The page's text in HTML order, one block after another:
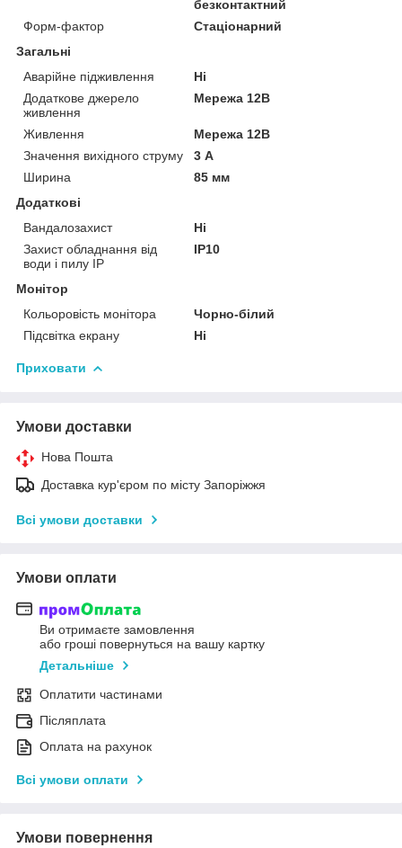
безконтактний
Форм-фактор
Стаціонарний
Загальні
Аварійне підживлення
Ні
Додаткове джерело
живлення
Мережа 12В
Живлення
Мережа 12В
Значення вихідного струму
3 А
Ширина
85 мм
Додаткові
Вандалозахист
Ні
Захист обладнання від
води і пилу IP
IP10
Монітор
Кольоровість монітора
Чорно-білий
Підсвітка екрану
Ні
Приховати
Умови доставки
Нова Пошта
Доставка кур'єром по місту Запоріжжя
Всі умови доставки
Умови оплати
Ви отримаєте замовлення
або гроші повернуться на вашу картку
Детальніше
Оплатити частинами
Післяплата
Оплата на рахунок
Всі умови оплати
Умови повернення